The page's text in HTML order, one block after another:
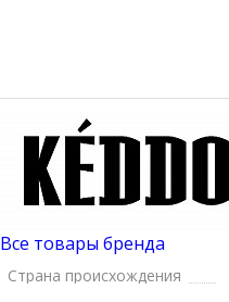
Все товары бренда
Страна происхождения